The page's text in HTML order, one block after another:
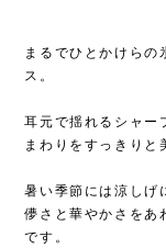
まるでひとかけらの
ス。
耳元で揺れるシャー
まわりをすっきりと
暑い季節には涼しげ
儚さと華やかさをあ
です。